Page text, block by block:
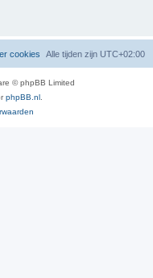
Alle tijden zijn UTC+02:00
cookies
© phpBB Limited
phpBB.nl